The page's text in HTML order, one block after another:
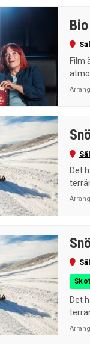
Film
Det
Det